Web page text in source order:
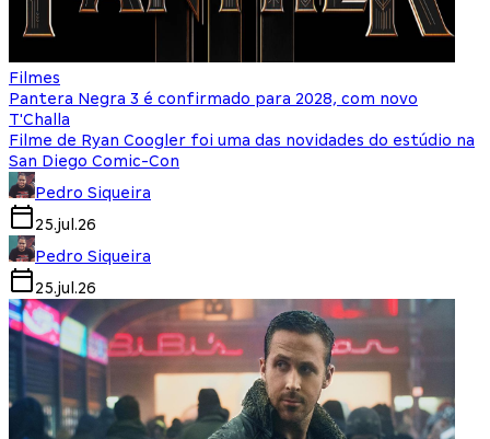
Filmes
Pantera Negra 3 é confirmado para 2028, com novo
T'Challa
Filme de Ryan Coogler foi uma das novidades do estúdio na
San Diego Comic-Con
Pedro Siqueira
25.jul.26
Pedro Siqueira
25.jul.26